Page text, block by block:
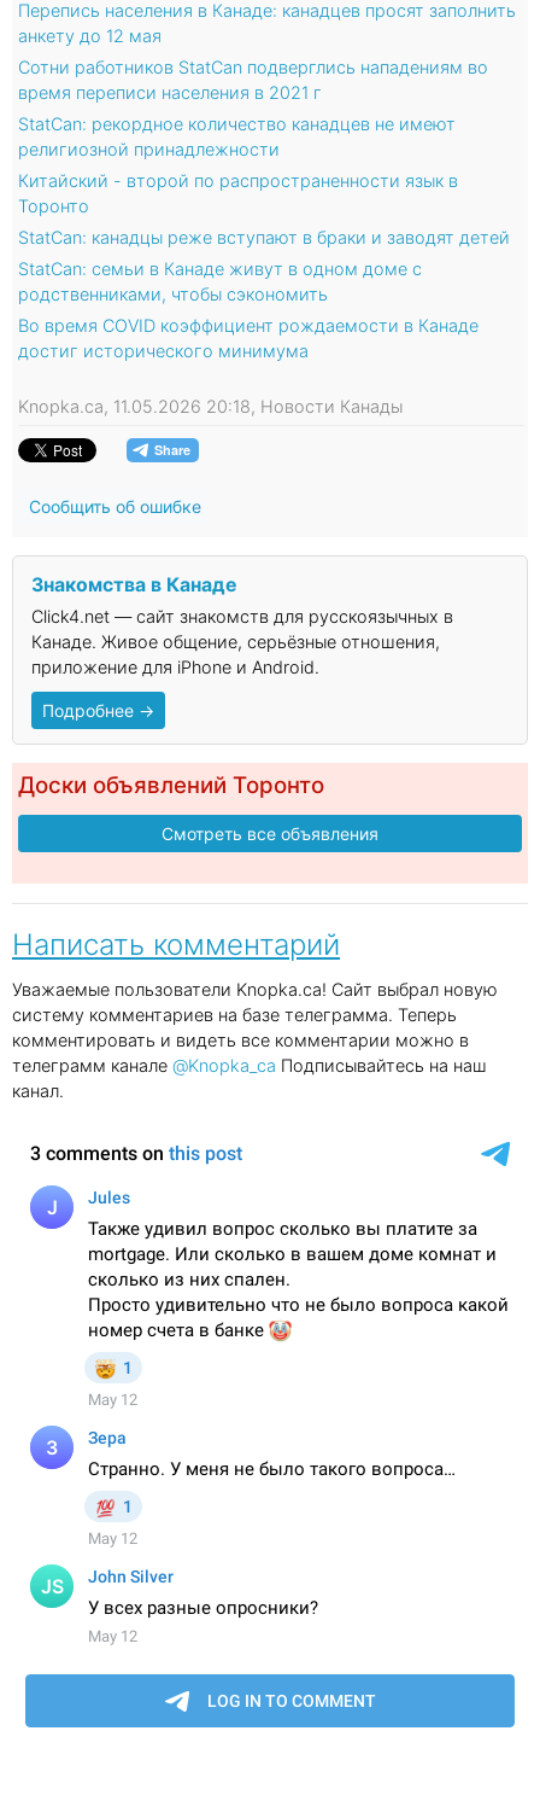
Перепись населения в Канаде: канадцев просят заполнить
анкету до 12 мая
Сотни работников StatCan подверглись нападениям во
время переписи населения в 2021 г
StatCan: рекордное количество канадцев не имеют
религиозной принадлежности
Китайский - второй по распространенности язык в
Торонто
StatCan: канадцы реже вступают в браки и заводят детей
StatCan: семьи в Канаде живут в одном доме с
родственниками, чтобы сэкономить
Во время COVID коэффициент рождаемости в Канаде
достиг исторического минимума
Knopka.ca, 11.05.2026 20:18, Новости Канады
Сообщить об ошибке
Знакомства в Канаде
Click4.net — сайт знакомств для русскоязычных в
Канаде. Живое общение, серьёзные отношения,
приложение для iPhone и Android.
Подробнее →
Доски объявлений Торонто
Смотреть все объявления
Написать комментарий
Уважаемые пользователи Knopka.ca! Сайт выбрал новую
систему комментариев на базе телеграмма. Теперь
комментировать и видеть все комментарии можно в
телеграмм канале @Knopka_ca Подписывайтесь на наш
канал.